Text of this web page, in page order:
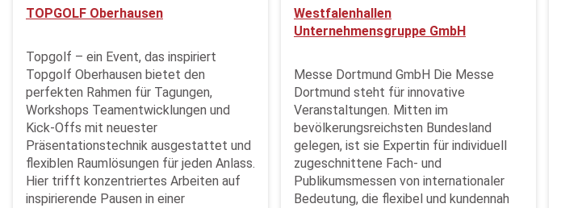
TOPGOLF Oberhausen
Topgolf – ein Event, das inspiriert
Topgolf Oberhausen bietet den
perfekten Rahmen für Tagungen,
Workshops Teamentwicklungen und
Kick-Offs mit neuester
Präsentationstechnik ausgestattet und
flexiblen Raumlösungen für jeden Anlass.
Hier trifft konzentriertes Arbeiten auf
inspirierende Pausen in einer
Westfalenhallen
Unternehmensgruppe GmbH
Messe Dortmund GmbH Die Messe
Dortmund steht für innovative
Veranstaltungen. Mitten im
bevölkerungsreichsten Bundesland
gelegen, ist sie Expertin für individuell
zugeschnittene Fach- und
Publikumsmessen von internationaler
Bedeutung, die flexibel und kundennah